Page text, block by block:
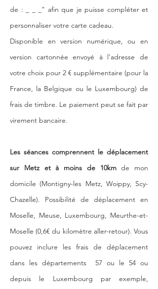
de : _ _ _" afin que je puisse compléter et
personnaliser votre carte cadeau.
Disponible en version numérique, ou en
version cartonnée envoyé à l'adresse de
votre choix pour 2 € supplémentaire (pour la
France, la Belgique ou le Luxembourg) de
frais de timbre. Le paiement peut se fait par
virement bancaire.
Les séances comprennent le déplacement
sur Metz et à moins de 10kmde mon
domicile (Montigny-les Metz, Woippy, Scy-
Chazelle). Possibilité de déplacement en
Moselle, Meuse, Luxembourg, Meurthe-et-
Moselle (0,6€ du kilomètre aller-retour). Vous
pouvez inclure les frais de déplacement
dans les départements 57 ou le 54 ou
depuis le Luxembourg par exemple,